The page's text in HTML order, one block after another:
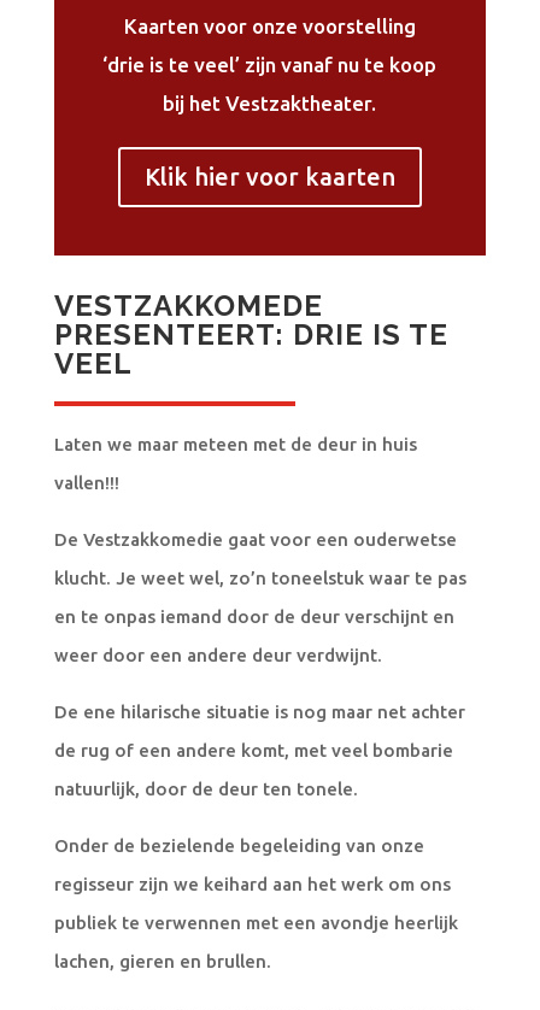
Kaarten voor onze voorstelling
‘drie is te veel’ zijn vanaf nu te koop
bij het Vestzaktheater.
Klik hier voor kaarten
VESTZAKKOMEDE
PRESENTEERT: DRIE IS TE
VEEL
Laten we maar meteen met de deur in huis
vallen!!!
De Vestzakkomedie gaat voor een ouderwetse
klucht. Je weet wel, zo’n toneelstuk waar te pas
en te onpas iemand door de deur verschijnt en
weer door een andere deur verdwijnt.
De ene hilarische situatie is nog maar net achter
de rug of een andere komt, met veel bombarie
natuurlijk, door de deur ten tonele.
Onder de bezielende begeleiding van onze
regisseur zijn we keihard aan het werk om ons
publiek te verwennen met een avondje heerlijk
lachen, gieren en brullen.